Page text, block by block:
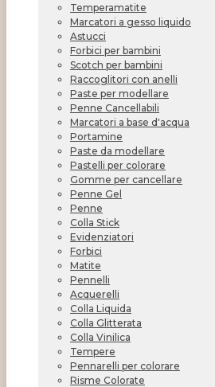
Temperamatite
Marcatori a gesso liquido
Astucci
Forbici per bambini
Scotch per bambini
Raccoglitori con anelli
Paste per modellare
Penne Cancellabili
Marcatori a base d'acqua
Portamine
Paste da modellare
Pastelli per colorare
Gomme per cancellare
Penne Gel
Penne
Colla Stick
Evidenziatori
Forbici
Matite
Pennelli
Acquerelli
Colla Liquida
Colla Glitterata
Colla Vinilica
Tempere
Pennarelli per colorare
Risme Colorate